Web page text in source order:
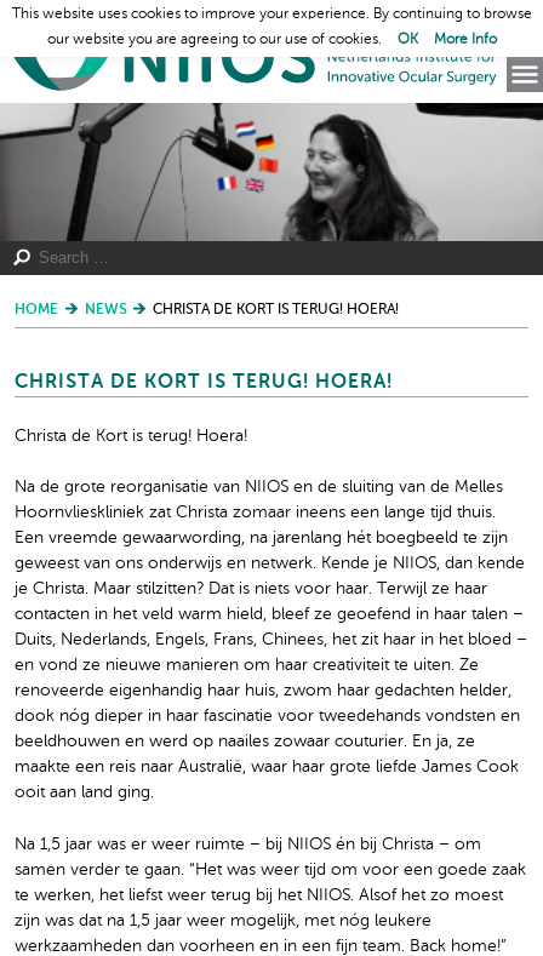
HOME NEWS CHRISTA DE KORT IS TERUG! HOERA!
CHRISTA DE KORT IS TERUG! HOERA!
Christa de Kort is terug! Hoera!
Na de grote reorganisatie van NIIOS en de sluiting van de Melles
Hoornvlieskliniek zat Christa zomaar ineens een lange tijd thuis.
Een vreemde gewaarwording, na jarenlang hét boegbeeld te zijn
geweest van ons onderwijs en netwerk. Kende je NIIOS, dan kende
je Christa. Maar stilzitten? Dat is niets voor haar. Terwijl ze haar
contacten in het veld warm hield, bleef ze geoefend in haar talen –
Duits, Nederlands, Engels, Frans, Chinees, het zit haar in het bloed –
en vond ze nieuwe manieren om haar creativiteit te uiten. Ze
renoveerde eigenhandig haar huis, zwom haar gedachten helder,
dook nóg dieper in haar fascinatie voor tweedehands vondsten en
beeldhouwen en werd op naailes zowaar couturier. En ja, ze
maakte een reis naar Australië, waar haar grote liefde James Cook
ooit aan land ging.
Na 1,5 jaar was er weer ruimte – bij NIIOS én bij Christa – om
samen verder te gaan. “Het was weer tijd om voor een goede zaak
te werken, het liefst weer terug bij het NIIOS. Alsof het zo moest
zijn was dat na 1,5 jaar weer mogelijk, met nóg leukere
werkzaamheden dan voorheen en in een fijn team. Back home!”
This website uses cookies to improve your experience. By continuing to browse
our website you are agreeing to our use of cookies.
OK More Info